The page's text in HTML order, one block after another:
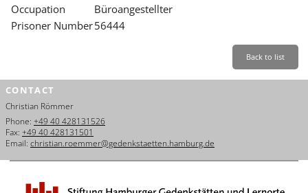
Leichte Sprache Back
Dansk
Español
Gebärdensprache
Occupation
Büroangestellter
Prisoner Number56444
Back to list
CONTACT
Christian Römmer
Phone: +49 40 428131526
Fax: +49 40 428131501
Email: christian.roemmer@gedenkstaetten.hamburg.de